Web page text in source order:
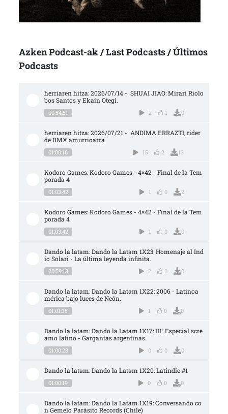
Azken Podcast-ak / Last Podcasts / Últimos
Podcasts
herriaren hitza: 2026/07/14 -  SHUAI JIAO: Mirari Riolo
bos Santos y Ekain Otegi.
00:54:51 2 1 0
herriaren hitza: 2026/07/21 -  ANDIMA ERRAZTI, rider
de BMX amurrioarra
01:00:16 15 2 13
Kodoro Games: Kodoro Games - 4×42 - Final de la Tem
porada 4
01:03:42 1 0 2
Kodoro Games: Kodoro Games - 4×42 - Final de la Tem
porada 4
01:03:42 1 0 0
Dando la latam: Dando la Latam 1X23: Homenaje al Ind
io Solari - La última leyenda infinita.
00:59:13 2 0 0
Dando la latam: Dando la Latam 1X22: 2006 - Latinoa
mérica bajo luces de Neón.
01:01:35 1 0 0
Dando la latam: Dando la Latam 1X17: III° Especial scre
amo latino - Gargantas argentinas.
01:00:28 0 0 0
Dando la latam: Dando la Latam 1X20: Latindie #1
01:00:19 0 0 0
Dando la latam: Dando la Latam 1X19: Conversando co
n Gemelo Parásito Records (Chile)